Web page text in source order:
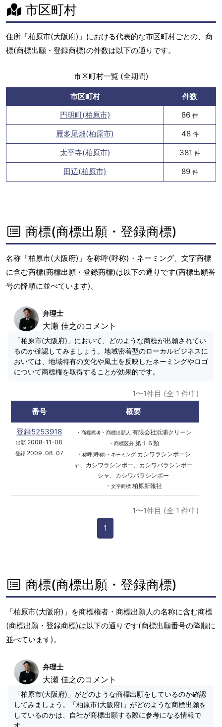
市区町村
住所「柏原市(大阪府)」における代表的な市区町村ごとの、商
標(商標出願・登録商標)の件数は以下の通りです。
市区町村一覧 (全期間)
市区町村
件数
円明町(柏原市)
86 件
雁多尾畑(柏原市) 48 件
太平寺(柏原市) 381 件
田辺(柏原市) 89 件
商標(商標出願・登録商標)
名称「柏原市(大阪府)」を称呼(呼称)・ネーミング、文字商標
に含む商標(商標出願・登録商標)は以下の通りです(商標出願番
号の降順に並べています)。
弁理士
大瀬 佳之のコメント
「柏原市(大阪府)」において、どのような商標が出願されてい
るのか確認してみましょう。地域密着型のローカルビジネスに
おいては、地域特有の文化や風土を反映したネーミングやロゴ
について商標権を取得することが効果的です。
1〜1件目 (全 1 件中)
番号
概要
登録5253918
出願 2008-11-08
登録2009-08-07
・ 商標権者・商標出願人 有限会社浜浦クリーン
・ 商標区分第１６類
・ 称呼(呼称)・ネーミングカシワラシンポーシ
ャ、カシワラシンポー、カシワバラシンポー
シャ、カシワバラシンポー
・ 文字商標柏原新報社
1〜1件目 (全 1 件中)
1
商標(商標出願・登録商標)
「柏原市(大阪府)」を商標権者・商標出願人の名称に含む商標
(商標出願・登録商標)は以下の通りです(商標出願番号の降順に
並べています)。
弁理士
大瀬 佳之のコメント
「柏原市(大阪府)」がどのような商標出願をしているのか確認
してみましょう。「柏原市(大阪府)」がどのような商標出願を
しているのかは、自社が商標出願する際に参考になる情報で
す。